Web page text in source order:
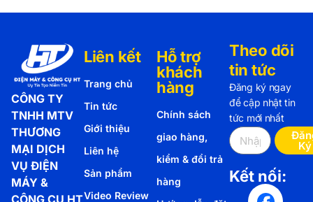
CÔNG TY
TNHH MTV
THƯƠNG
MẠI DỊCH
VỤ ĐIỆN
MÁY &
CÔNG CỤ HT
Liên kết
Trang chủ
Tin tức
Giới thiệu
Liên hệ
Sản phẩm
Video Review
Hỗ trợ
khách
hàng
Chính sách
giao hàng,
kiểm & đổi trả
hàng
Theo dõi
tin tức
Đăng ký ngay
để cập nhật tin
tức mới nhất
Ký
Kết nối: